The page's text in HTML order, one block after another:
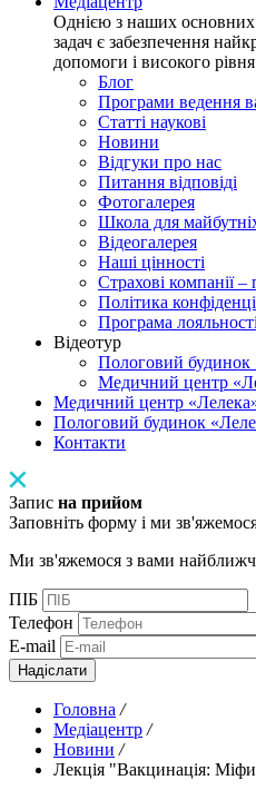
Однією з наших
задач є забезпечення
допомоги і високого рівня
Блог
Програми ведення
Статті наукові
Новини
Відгуки про нас
Питання відповіді
Фотогалерея
Школа для
Відеогалерея
Наші цінності
Страхові компанії –
Політика
Програма
Відеотур
Пологовий будинок
Медичний центр
Медичний центр
Пологовий будинок
Контакти
Запис на прийом
Заповніть форму і ми
Ми зв'яжемося з вами
ПІБ
Телефон
E-mail
Надіслати
Головна /
Медіацентр /
Новини /
Лекція "Вакцинація: Міфи